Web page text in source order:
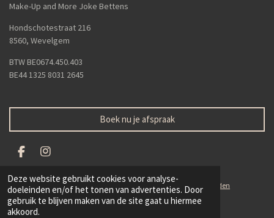
Deze website gebruikt cookies voor analyse-
doeleinden en/of het tonen van advertenties. Door
gebruik te blijven maken van de site gaat u hiermee
akkoord.
Make-Up and More Joke Bettens
Hondschotestraat 216
8560, Wevelgem
BTW BE0674.450.403
BE44 1325 8031 2645
Boek nu je afspraak
F
c
e
b
o
I
s
t
a
© 2019 - 2026 Make-Up and More Joke Bettens - Algemene voorwaarden